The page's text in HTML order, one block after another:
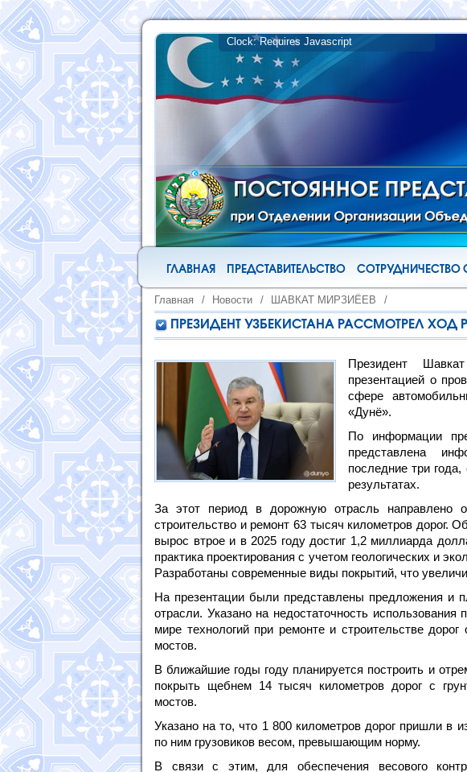
ГЛАВНАЯ ПРЕДСТАВИТЕЛЬСТВО
Главная / Новости / ШАВКАТ МИРЗИЁЕВ /
ПРЕЗИДЕНТ УЗБЕКИСТАНА РАССМОТРЕЛ
Президент
презентацией о
сфере
«Дунё».
По информации
представлена
последние три
результатах.
За этот период в дорожную отрасль направлено
строительство и ремонт 63 тысяч километров дорог.
вырос втрое и в 2025 году достиг 1,2 миллиарда
практика проектирования с учетом геологических и
Разработаны современные виды покрытий, что
На презентации были представлены предложения
отрасли. Указано на недостаточность
мире технологий при ремонте и строительстве
мостов.
В ближайшие годы году планируется построить и
покрыть щебнем 14 тысяч километров дорог с
мостов.
Указано на то, что 1 800 километров дорог пришли в
по ним грузовиков весом, превышающим норму.
В связи с этим, для обеспечения весового